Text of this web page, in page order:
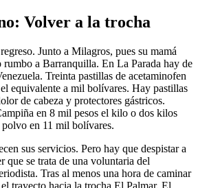
Volver a la trocha
Junto a Milagros, pues su mamá
a Barranquilla. En La Parada hay de
Treinta pastillas de acetaminofen
equivalente a mil bolívares. Hay pastillas
de cabeza y protectores gástricos.
en 8 mil pesos el kilo o dos kilos
en 11 mil bolívares.
sus servicios. Pero hay que despistar a
que se trata de una voluntaria del
Tras al menos una hora de caminar
trayecto hacia la trocha El Palmar. El